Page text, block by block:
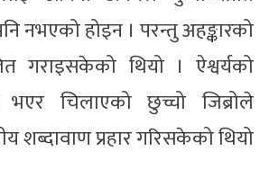
नभएको होइन । परन्तु अहङ्कारको
गराइसकेको थियो । ऐश्वर्यको
भएर चिलाएको छुच्चो जिब्रोले
शब्दावाण प्रहार गरिसकेको थियो